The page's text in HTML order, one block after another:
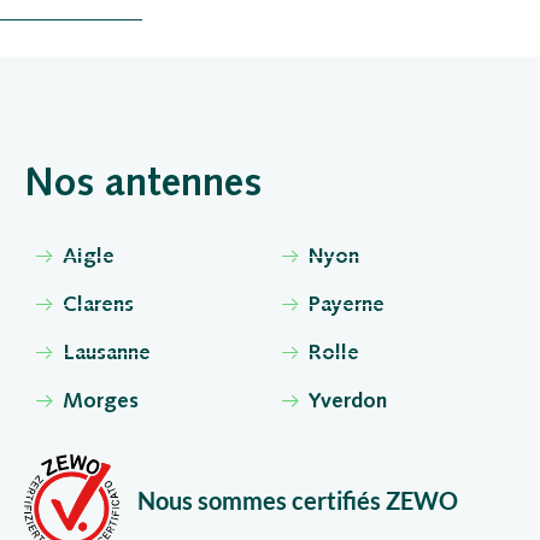
Nos antennes
Aigle
Clarens
Lausanne
Morges
Nyon
Payerne
Rolle
Yverdon
Nous sommes certifiés ZEWO